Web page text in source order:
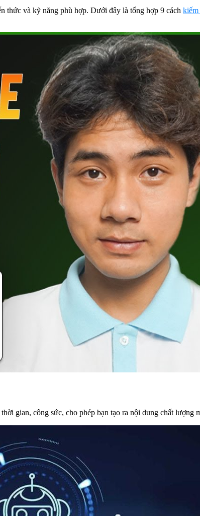
thức và kỹ năng phù hợp. Dưới đây là tổng hợp 9 cách
gian, công sức, cho phép bạn tạo ra nội dung chất lượng